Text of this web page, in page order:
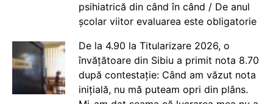
psihiatrică din când în când / De anul
școlar viitor evaluarea este obligatorie
De la 4.90 la Titularizare 2026, o
învățătoare din Sibiu a primit nota 8.70
după contestație: Când am văzut nota
inițială, nu mă puteam opri din plâns.